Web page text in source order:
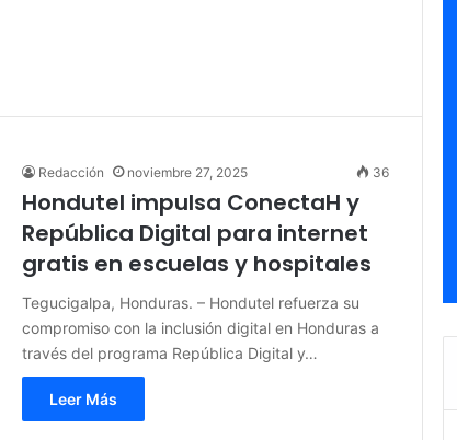
Redacción noviembre 27, 2025 36
Hondutel impulsa ConectaH y
República Digital para internet
gratis en escuelas y hospitales
Tegucigalpa, Honduras. – Hondutel refuerza su
compromiso con la inclusión digital en Honduras a
través del programa República Digital y…
Leer Más